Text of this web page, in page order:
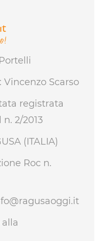
Scarso
registrata
2/2013
(ITALIA)
Roc n.